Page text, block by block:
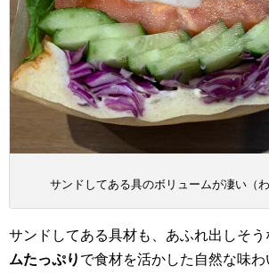
サンドしてある具のボリュームが凄い（わ
サンドしてある具材も、あふれ出しそう
ムたっぷり で食材を活かした自然な味